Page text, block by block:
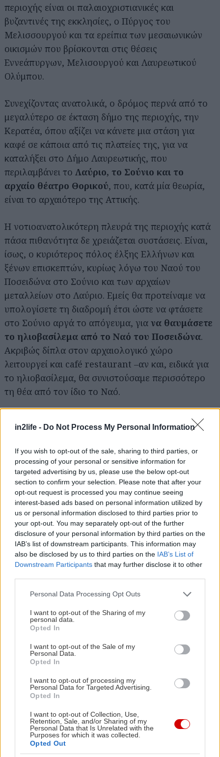
in2life - Do Not Process My Personal Information
If you wish to opt-out of the sale, sharing to third parties, or
processing of your personal or sensitive information for
targeted advertising by us, please use the below opt-out
section to confirm your selection. Please note that after your
opt-out request is processed you may continue seeing
interest-based ads based on personal information utilized by
us or personal information disclosed to third parties prior to
your opt-out. You may separately opt-out of the further
disclosure of your personal information by third parties on the
IAB’s list of downstream participants. This information may
also be disclosed by us to third parties on the IAB’s List of
Downstream Participants that may further disclose it to other
Please note that this website/app uses one or more Google
not limited to your visit or usage behaviour. You may click to
grant or deny consent to Google and its third-party tags to
use your data for below specified purposes in below Google
consent section.
Personal Data Processing Opt Outs
I want to opt-out of the Sharing of my
personal data.
Opted In
I want to opt-out of the Sale of my
Personal Data.
Opted In
I want to opt-out of processing my
Personal Data for Targeted Advertising.
Opted In
I want to opt-out of Collection, Use,
Retention, Sale, and/or Sharing of my
Personal Data that Is Unrelated with the
Purposes for which it was collected.
Opted Out
περιοχής είναι οι παλαιοχριστιανικές και
βυζαντινές της εκκλησίες, ο Πύργος του
Μελισσουργού και τα ερείπια των μεσαιωνικών
οικισμών που βρίσκονται στις θέσεις
Εννεάπυργων, Μελισουργού και Λαυρεωτικού
Ολύμπου.
Συνεχίζοντας ανατολικά, ο δρόμος περνά από το
μεγαλύτερο σε έκταση δήμο της περιοχής, την
Κερατέα, όπου αξίζει να κάνετε μια στάση για
καφέ σε κάποια από τις πλατείες της, για να
καταλήξει στο Δήμο Λαυρεωτικής, που
περιλαμβάνει το Λαύριο, το Σούνιο και το
αρχαίο θέατρο Θορικού, που, κατά μία θεωρία,
είναι το αρχαιότερο της Αττικής.
Η νοτιοανατολικότερη πλευρά της περιοχής κατά
πάσα πιθανότητα δε χρειάζεται συστάσεις. Είναι,
ίσως, ο κυριότερος πόλος έλξης Ελλήνων και
ξένων επισκεπτών, κυρίως λόγω του Ναού του
Ποσειδώνα στο Σούνιο και των αρχαίων
μεταλλείων στο Λαύριο. Εμείς θα προτείναμε να
υπολογίσετε τη διαδρομή έτσι ώστε να φτάσετε
στο Σούνιο αργά το απόγευμα, για να θαυμάσετε
το ηλιοβασίλεμα από το Ναό του Ποσειδώνα.
Ακριβώς δίπλα στον αρχαιολογικό χώρο
λειτουργεί και café restaurant –αν και, ειδικά για
το ηλιοβασίλεμα, θα συνιστούσαμε περισσότερο
τη θέα από τον ίδιο το Ναό.
Οι... τολμηρότεροι, αν οι καιρικές συνθήκες το
επιτρέψουν, θα κολυμπήσουν στιςπαραλίες
Λεγραινά , λίγο πριν το Σούνιο, Ερωτοσπηλιά
στο Πόρτο Ράφτη,Χάρακα, στο νότιο τμήμα του
Δήμου Κερατέας, Κακιά Θάλασσα και
Δασκαλειό, κοντά στην Κερατέα.
Διαμονή
Όπως είπαμε, η περιοχή δεν είναι ακόμη ιδιαίτερα
ανεπτυγμένη τουριστικά. Παρ’ όλα αυτά,
υπάρχουν ορισμένες επιλογές διαμονής για όσους
μαγευτούν από την ομορφιά των τοπίων και δεν
επιστρέψουν στο κλεινόν άστυ το βράδυ.
Δύο από τις καλύτερες προτάσεις αποτελούν τα
οποίο προσφέρει 154 πέτρινα bungalows με όλες
τις απαραίτητες παροχές για μία πολυτελέστατη
διαμονή, καθώς και απαράμιλλη θέα στο Ναό του
Ποσειδώνα, καιSofitel Athens Airport Hotel
δύο εστιατόρια και fitness center με εσωτερική
πισίνα. Οι τιμές για τα δίκλινα δωμάτια ξεκινούν
από 350 και 260 ευρώ αντίστοιχα.
για...